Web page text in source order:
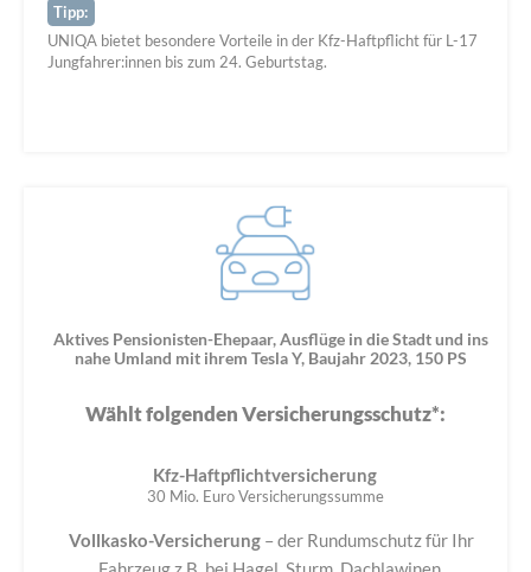
Tipp:
UNIQA bietet besondere Vorteile in der Kfz-Haftpflicht für L-17
Jungfahrer:innen bis zum 24. Geburtstag.
Aktives Pensionisten-Ehepaar, Ausflüge in die Stadt und ins
nahe Umland mit ihrem Tesla Y, Baujahr 2023, 150 PS
Wählt folgenden Versicherungsschutz*:
Kfz-Haftpflichtversicherung
30 Mio. Euro Versicherungssumme
Vollkasko-Versicherung– der Rundumschutz für Ihr